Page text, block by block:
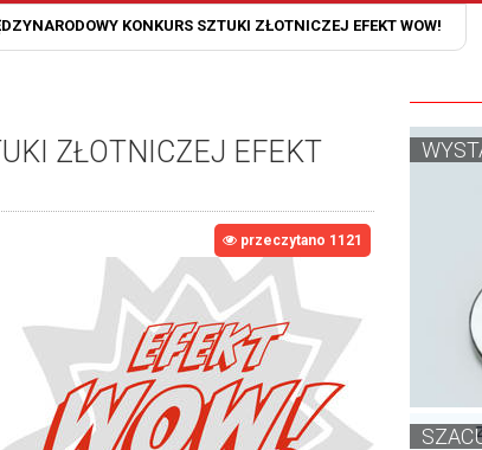
KONKURS SZTUKI ZŁOTNICZEJ EFEKT WOW!
ZŁOTNICZEJ EFEKT
przeczytano 1121